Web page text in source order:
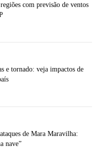
com previsão de ventos
e tornado: veja impactos de
de Mara Maravilha:
nave”